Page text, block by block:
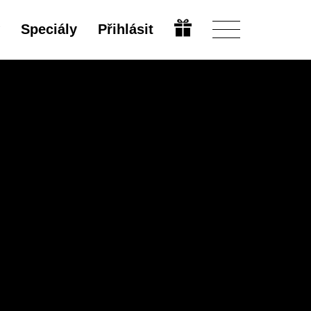
Speciály Přihlásit